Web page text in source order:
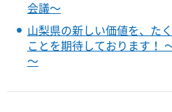
会議～
山梨県の新しい価値を、た
ことを期待しております！
～